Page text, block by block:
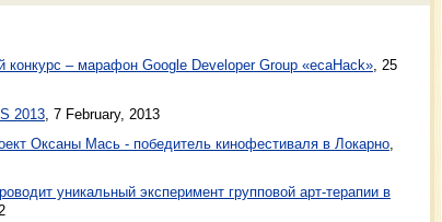
– марафон Google Developer Group «ecaHack», 25
2013 7 February, 2013
Оксаны Мась - победитель кинофестиваля в Локарно
уникальный эксперимент групповой арт-терапии в